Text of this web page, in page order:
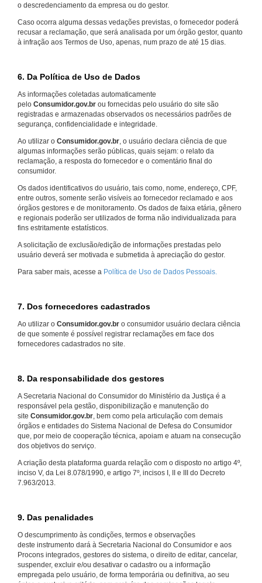
o descredenciamento da empresa ou do gestor.
Caso ocorra alguma dessas vedações previstas, o fornecedor poderá
recusar a reclamação, que será analisada por um órgão gestor, quanto
à infração aos Termos de Uso, apenas, num prazo de até 15 dias.
6. Da Política de Uso de Dados
As informações coletadas automaticamente
pelo Consumidor.gov.br ou fornecidas pelo usuário do site são
registradas e armazenadas observados os necessários padrões de
segurança, confidencialidade e integridade.
Ao utilizar o Consumidor.gov.br , o usuário declara ciência de que
algumas informações serão públicas, quais sejam: o relato da
reclamação, a resposta do fornecedor e o comentário final do
consumidor.
Os dados identificativos do usuário, tais como, nome, endereço, CPF,
entre outros, somente serão visíveis ao fornecedor reclamado e aos
órgãos gestores e de monitoramento. Os dados de faixa etária, gênero
e regionais poderão ser utilizados de forma não individualizada para
fins estritamente estatísticos.
A solicitação de exclusão/edição de informações prestadas pelo
usuário deverá ser motivada e submetida à apreciação do gestor.
Para saber mais, acesse a Política de Uso de Dados Pessoais.
7. Dos fornecedores cadastrados
Ao utilizar o Consumidor.gov.br o consumidor usuário declara ciência
de que somente é possível registrar reclamações em face dos
fornecedores cadastrados no site.
8. Da responsabilidade dos gestores
A Secretaria Nacional do Consumidor do Ministério da Justiça é a
responsável pela gestão, disponibilização e manutenção do
site Consumidor.gov.br, bem como pela articulação com demais
órgãos e entidades do Sistema Nacional de Defesa do Consumidor
que, por meio de cooperação técnica, apoiam e atuam na consecução
dos objetivos do serviço.
A criação desta plataforma guarda relação com o disposto no artigo 4º,
inciso V, da Lei 8.078/1990, e artigo 7º, incisos I, II e III do Decreto
7.963/2013.
9. Das penalidades
O descumprimento às condições, termos e observações
deste instrumento dará à Secretaria Nacional do Consumidor e aos
Procons integrados, gestores do sistema, o direito de editar, cancelar,
suspender, excluir e/ou desativar o cadastro ou a informação
empregada pelo usuário, de forma temporária ou definitiva, ao seu